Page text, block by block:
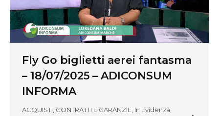
Fly Go biglietti aerei fantasma
– 18/07/2025 – ADICONSUM
INFORMA
ACQUISTI, CONTRATTI E GARANZIE In Evidenza